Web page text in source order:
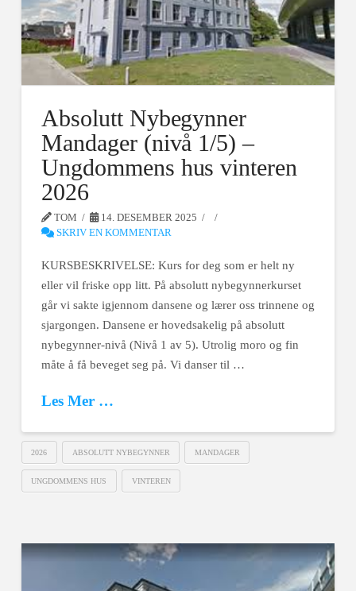
Absolutt Nybegynner
Mandager (nivå 1/5) –
Ungdommens hus vinteren
2026
TOM
14. DESEMBER 2025
SKRIV EN KOMMENTAR
KURSBESKRIVELSE: Kurs for deg som er helt ny
eller vil friske opp litt. På absolutt nybegynnerkurset
går vi sakte igjennom dansene og lærer oss trinnene og
sjargongen. Dansene er hovedsakelig på absolutt
nybegynner-nivå (Nivå 1 av 5). Utrolig moro og fin
måte å få beveget seg på. Vi danser til …
Les Mer …
2026 ABSOLUTT NYBEGYNNER MANDAGER
UNGDOMMENS HUS VINTEREN